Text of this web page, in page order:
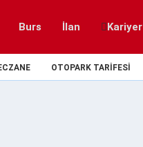
Burs İlan Kariyer
OTOPARK TARIFESI